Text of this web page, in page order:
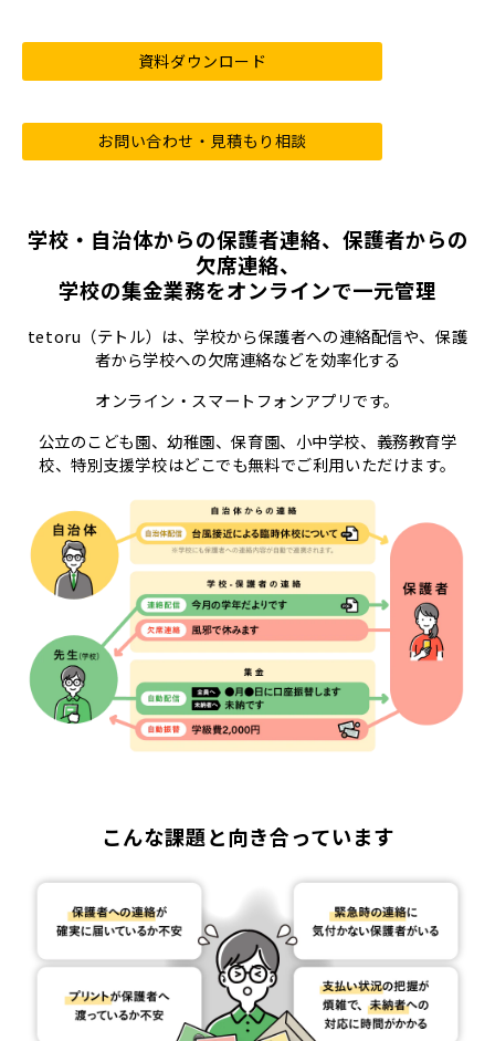
資料ダウンロード
お問い合わせ・見積もり相談
学校・自治体からの保護者連絡、保護者からの
欠席連絡、
学校の集金業務をオンラインで一元管理
tetoru（テトル）は、学校から保護者への連絡配信や、保護
者から学校への欠席連絡などを効率化する
オンライン・スマートフォンアプリです。
公立のこども園、幼稚園、保育園、小中学校、義務教育学
校、特別支援学校はどこでも無料でご利用いただけます。
こんな課題と向き合っています